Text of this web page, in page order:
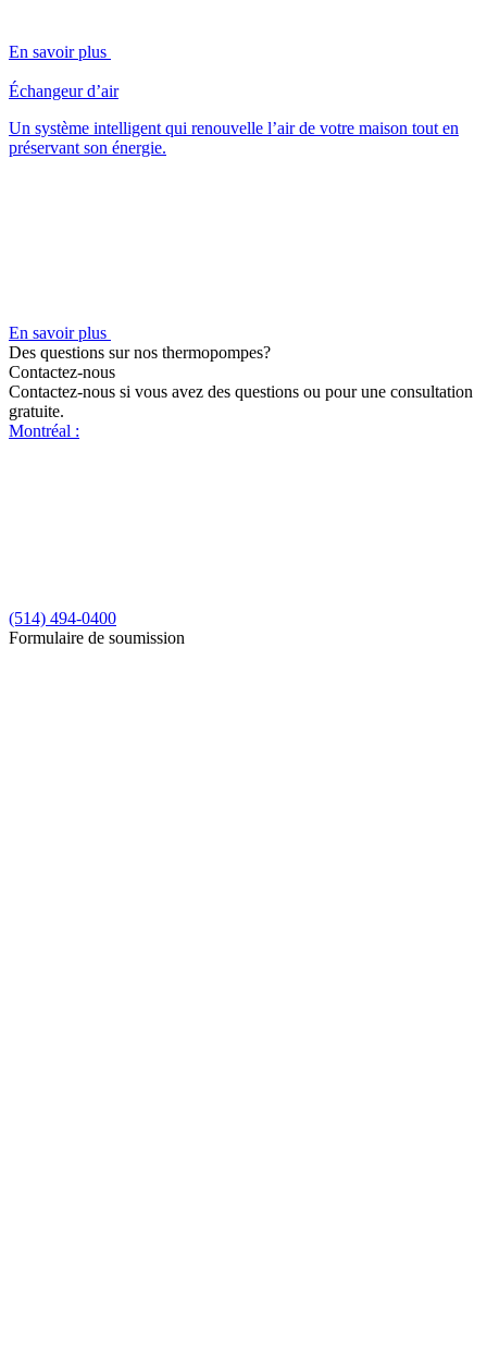
En savoir plus
Échangeur d’air
Un système intelligent qui renouvelle l’air de votre maison tout en
préservant son énergie.
En savoir plus
Des questions sur nos thermopompes?
Contactez-nous
Contactez-nous si vous avez des questions ou pour une consultation
gratuite.
Montréal :
(514) 494-0400
Formulaire de soumission